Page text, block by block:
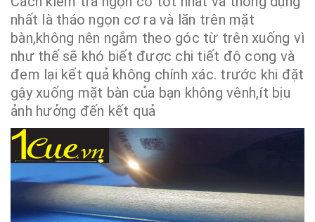
nhất là tháo ngọn cơ ra và lăn trên mặt
bàn,không nên ngắm theo góc từ trên xuống vì
như thế sẽ khó biết được chi tiết độ cong và
đem lại kết quả không chính xác. trước khi đặt
gậy xuống mặt bàn của bạn không vênh,ít bịu
ảnh hưởng đến kết quả